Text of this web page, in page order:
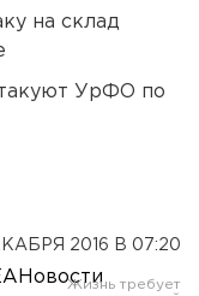
на склад
УрФО по
2016 В 07:20